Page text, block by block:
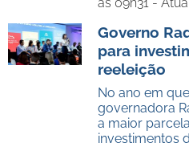
Governo
para
reeleição
No ano em
governadora
a maior
investimentos